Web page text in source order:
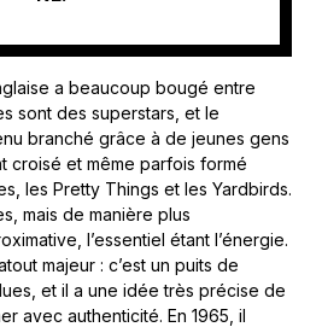
a beaucoup bougé entre
sont des superstars, et le
branché grâce à de jeunes gens
croisé et même parfois formé
les Pretty Things et les Yardbirds.
mais de manière plus
l’essentiel étant l’énergie.
majeur : c’est un puits de
et il a une idée très précise de
avec authenticité. En 1965, il